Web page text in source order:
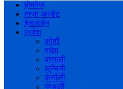
होमपेज
ताजा अपडेट
हेडलाईन
प्रदेश
कोशी
मधेश
बागमती
लुम्बिनी
कर्णाली
गण्डकी